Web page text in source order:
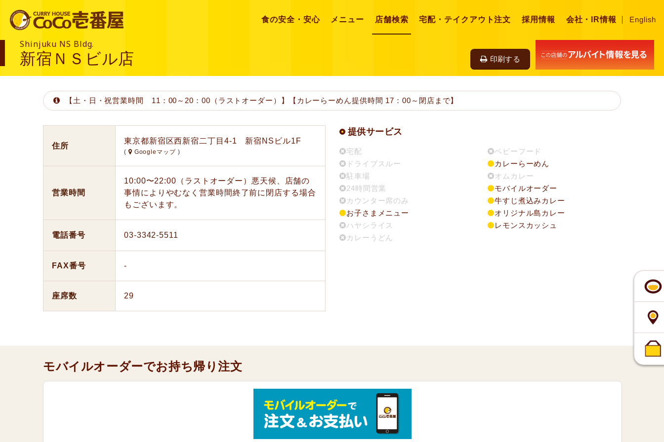
English
食の安全・安心 メニュー 店舗検索 宅配・テイクアウト注文 採用情報 会社・IR情報
印刷する
Shinjuku NS Bldg.
新宿ＮＳビル店
【土・日・祝営業時間 11：00～20：00（ラストオーダー）】【カレーらーめん提供時間 17：00～閉店まで】
住所
東京都新宿区西新宿二丁目4-1 新宿NSビル1F
( Googleマップ )
営業時間
10:00〜22:00（ラストオーダー）悪天候、店舗の
事情によりやむなく営業時間終了前に閉店する場合
もございます。
電話番号 03-3342-5511
FAX番号 -
座席数 29
提供サービス
宅配
ドライブスルー
駐車場
24時間営業
カウンター席のみ
お子さまメニュー
ハヤシライス
カレーうどん
ベビーフード
カレーらーめん
オムカレー
モバイルオーダー
牛すじ煮込みカレー
オリジナル島カレー
レモンスカッシュ
モバイルオーダーでお持ち帰り注文